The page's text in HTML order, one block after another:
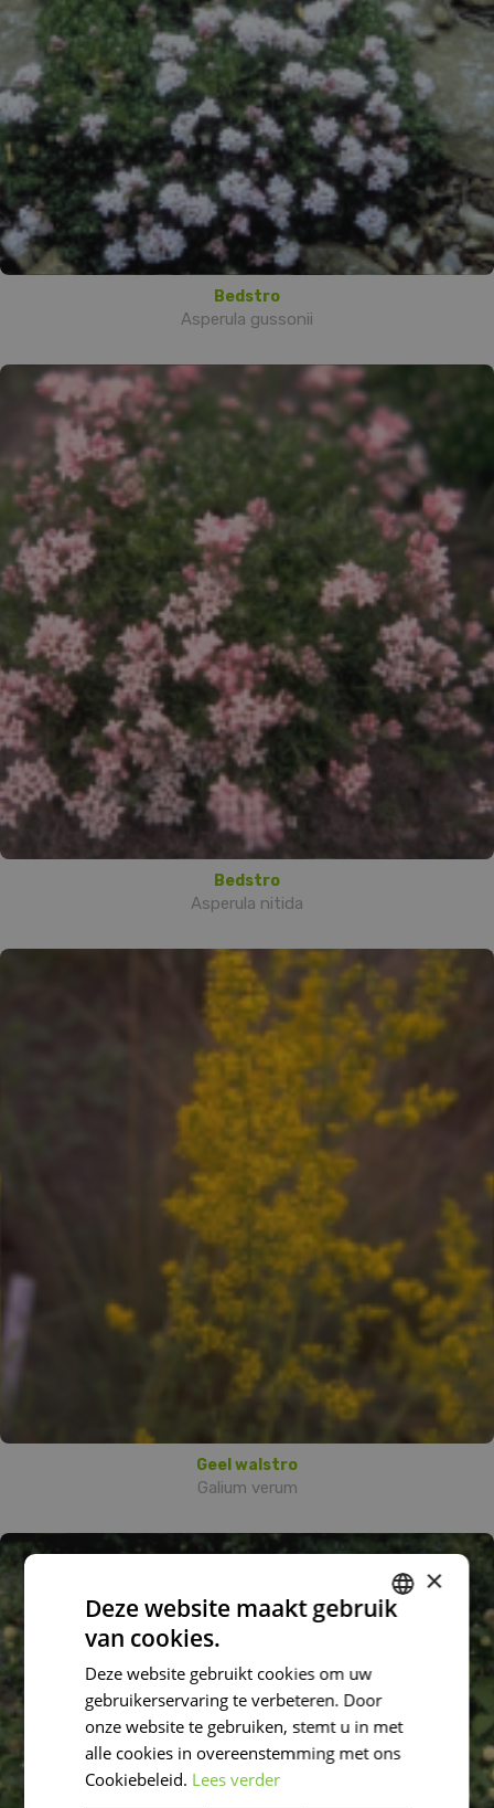
Bedstro
Asperula gussonii
Bedstro
Asperula nitida
Geel walstro
Galium verum
×
Deze website maakt gebruik
van cookies.
Deze website gebruikt cookies om uw
gebruikerservaring te verbeteren. Door
onze website te gebruiken, stemt u in met
alle cookies in overeenstemming met ons
Cookiebeleid. Lees verder